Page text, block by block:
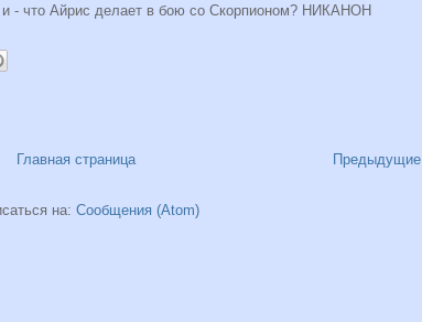
- что Айрис делает в бою со Скорпионом? НИКАНОН
Предыдущие
Главная страница
на: Сообщения (Atom)